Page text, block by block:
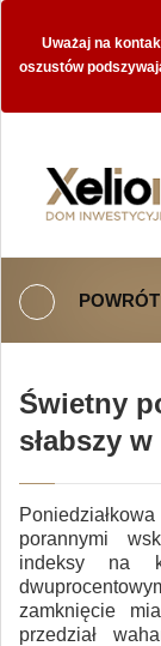
Uważaj na
oszustów
Świetny
słabszy w
porannymi
indeksy na
zamknięcie
przedział